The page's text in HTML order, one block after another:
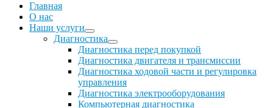
Главная
О нас
Наши услуги
Диагностика
Диагностика перед покупкой
Диагностика двигателя и трансмиссии
Диагностика ходовой части и регулировка
управления
Диагностика электрооборудования
Компьютерная диагностика